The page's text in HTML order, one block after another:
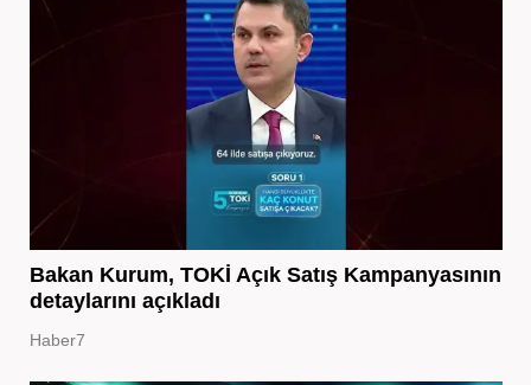
Bakan Kurum, TOKİ Açık Satış Kampanyasının
detaylarını açıkladı
Haber7